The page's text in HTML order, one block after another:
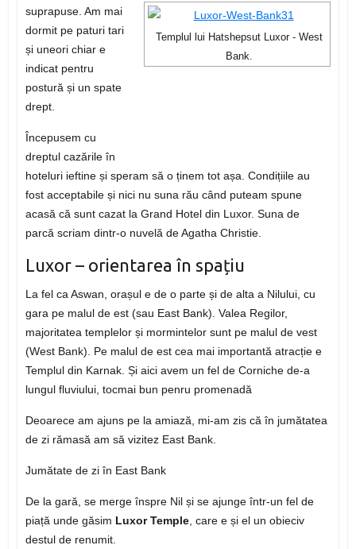
Templul lui Hatshepsut Luxor - West
Bank.
suprapuse. Am mai
dormit pe paturi tari
și uneori chiar e
indicat pentru
postură și un spate
drept.
Începusem cu
dreptul cazările în
hoteluri ieftine și speram să o ținem tot așa. Condițiile au
fost acceptabile și nici nu suna rău când puteam spune
acasă că sunt cazat la Grand Hotel din Luxor. Suna de
parcă scriam dintr-o nuvelă de Agatha Christie.
Luxor – orientarea în spațiu
La fel ca Aswan, orașul e de o parte și de alta a Nilului, cu
gara pe malul de est (sau East Bank). Valea Regilor,
majoritatea templelor și mormintelor sunt pe malul de vest
(West Bank). Pe malul de est cea mai importantă atracție e
Templul din Karnak. Și aici avem un fel de Corniche de-a
lungul fluviului, tocmai bun penru promenadă
Deoarece am ajuns pe la amiază, mi-am zis că în jumătatea
de zi rămasă am să vizitez East Bank.
Jumătate de zi în East Bank
De la gară, se merge înspre Nil și se ajunge într-un fel de
piață unde găsim Luxor Temple, care e și el un obieciv
destul de renumit.